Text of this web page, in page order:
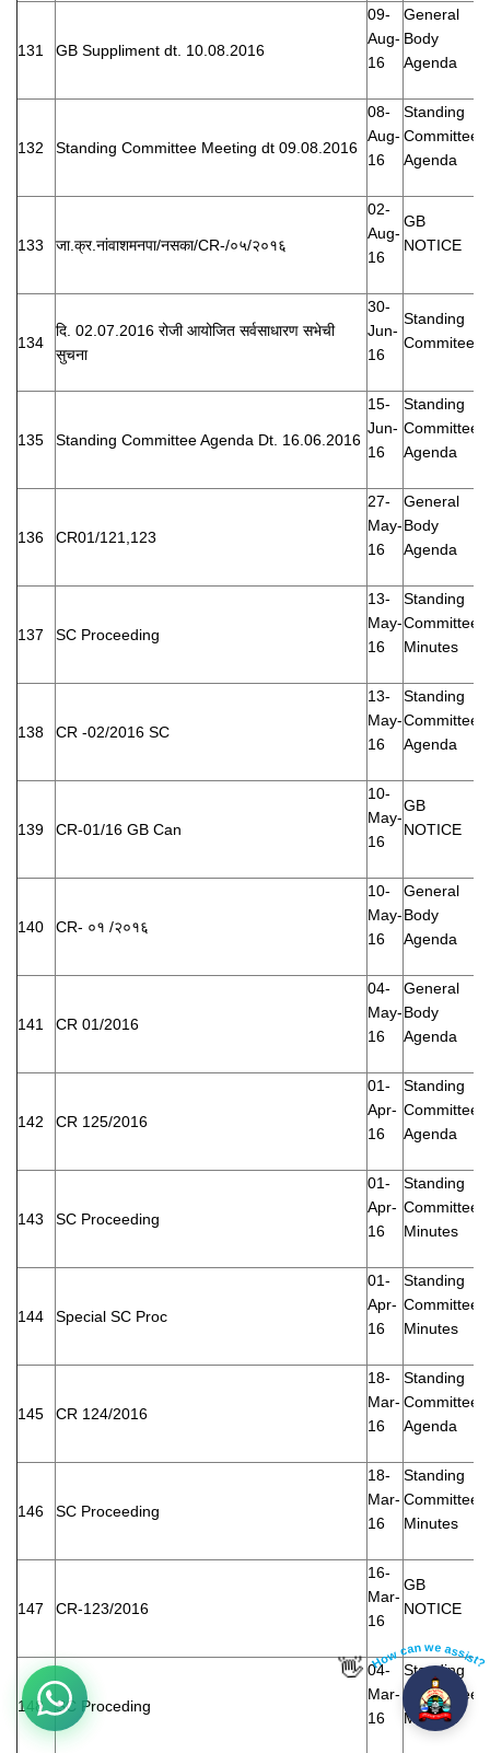
131 GB Suppliment dt. 10.08.2016
09-
Aug-
16
General
Body
Agenda
132 Standing Committee Meeting dt 09.08.2016
08-
Aug-
16
Standing
Committee
Agenda
133 जा.क्र.नांवाशमनपा/नसका/CR-/०५/२०१६
02-
Aug-
16
GB
NOTICE
134
दि. 02.07.2016 रोजी आयोजित सर्वसाधारण सभेची
सुचना
30-
Jun-
16
Standing
Commitee
135 Standing Committee Agenda Dt. 16.06.2016
15-
Jun-
16
Standing
Committee
Agenda
136 CR01/121,123
27-
May-
16
General
Body
Agenda
137 SC Proceeding
13-
May-
16
Standing
Committee
Minutes
138 CR -02/2016 SC
13-
May-
16
Standing
Committee
Agenda
139 CR-01/16 GB Can
10-
May-
16
GB
NOTICE
140 CR- ०१ /२०१६
10-
May-
16
General
Body
Agenda
141 CR 01/2016
04-
May-
16
General
Body
Agenda
142 CR 125/2016
01-
Apr-
16
Standing
Committee
Agenda
143 SC Proceeding
01-
Apr-
16
Standing
Committee
Minutes
144 Special SC Proc
01-
Apr-
16
Standing
Committee
Minutes
145 CR 124/2016
18-
Mar-
16
Standing
Committee
Agenda
146 SC Proceeding
18-
Mar-
16
Standing
Committee
Minutes
147 CR-123/2016
16-
Mar-
16
GB
NOTICE
148 SC Proceding
04-
Mar-
16
Standing
Committee
Minutes
👋How can we assist?